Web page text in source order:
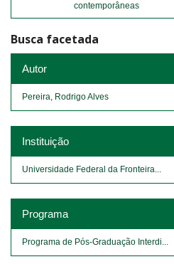
contemporâneas
Busca facetada
Autor
Pereira, Rodrigo Alves
Instituição
Universidade Federal da Fronteira...
Programa
Programa de Pós-Graduação Interdi...